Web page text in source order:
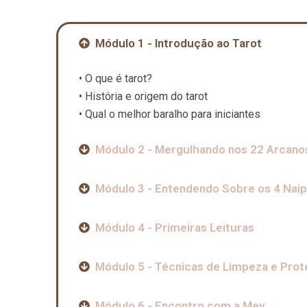
Módulo 1 - Introdução ao Tarot
• O que é tarot?
• História e origem do tarot
• Qual o melhor baralho para iniciantes
Módulo 2 - Mergulhando nos 22
Módulo 3 - Entendendo Sobre os 4
Módulo 4 - Primeiras Leituras
Módulo 5 - Técnicas de Limpeza e